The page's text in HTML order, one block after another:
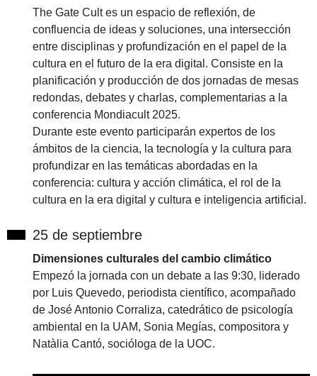
The Gate Cult es un espacio de reflexión, de
confluencia de ideas y soluciones, una intersección
entre disciplinas y profundización en el papel de la
cultura en el futuro de la era digital. Consiste en la
planificación y producción de dos jornadas de mesas
redondas, debates y charlas, complementarias a la
conferencia Mondiacult 2025.
Durante este evento participarán expertos de los
ámbitos de la ciencia, la tecnología y la cultura para
profundizar en las temáticas abordadas en la
conferencia: cultura y acción climática, el rol de la
cultura en la era digital y cultura e inteligencia artificial.
25 de septiembre
Dimensiones culturales del cambio climático
Empezó la jornada con un debate a las 9:30, liderado
por Luis Quevedo, periodista científico, acompañado
de José Antonio Corraliza, catedrático de psicología
ambiental en la UAM, Sonia Megías, compositora y
Natàlia Cantó, socióloga de la UOC.